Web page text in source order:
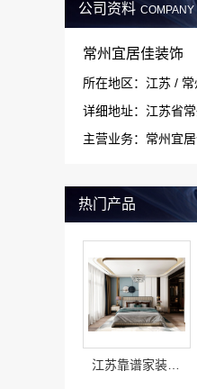
公司资料 COMPANY
常州宜居佳装饰
所在地区：江苏 / 常
主营业务：常州宜
热门产品